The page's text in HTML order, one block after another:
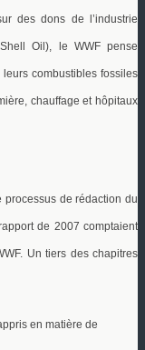
des dons de l’industrie
Oil), le WWF pense
combustibles fossiles
chauffage et hôpitaux
processus de rédaction du
de 2007 comptaient
Un tiers des chapitres
en matière de